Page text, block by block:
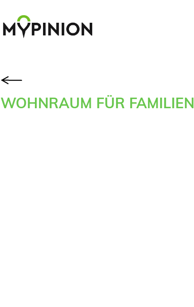
WOHNRAUM FÜR FAMILIEN